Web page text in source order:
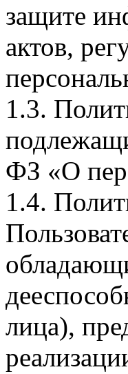
защите
актов,
1.3.
ФЗ «О
1.4.
лица),